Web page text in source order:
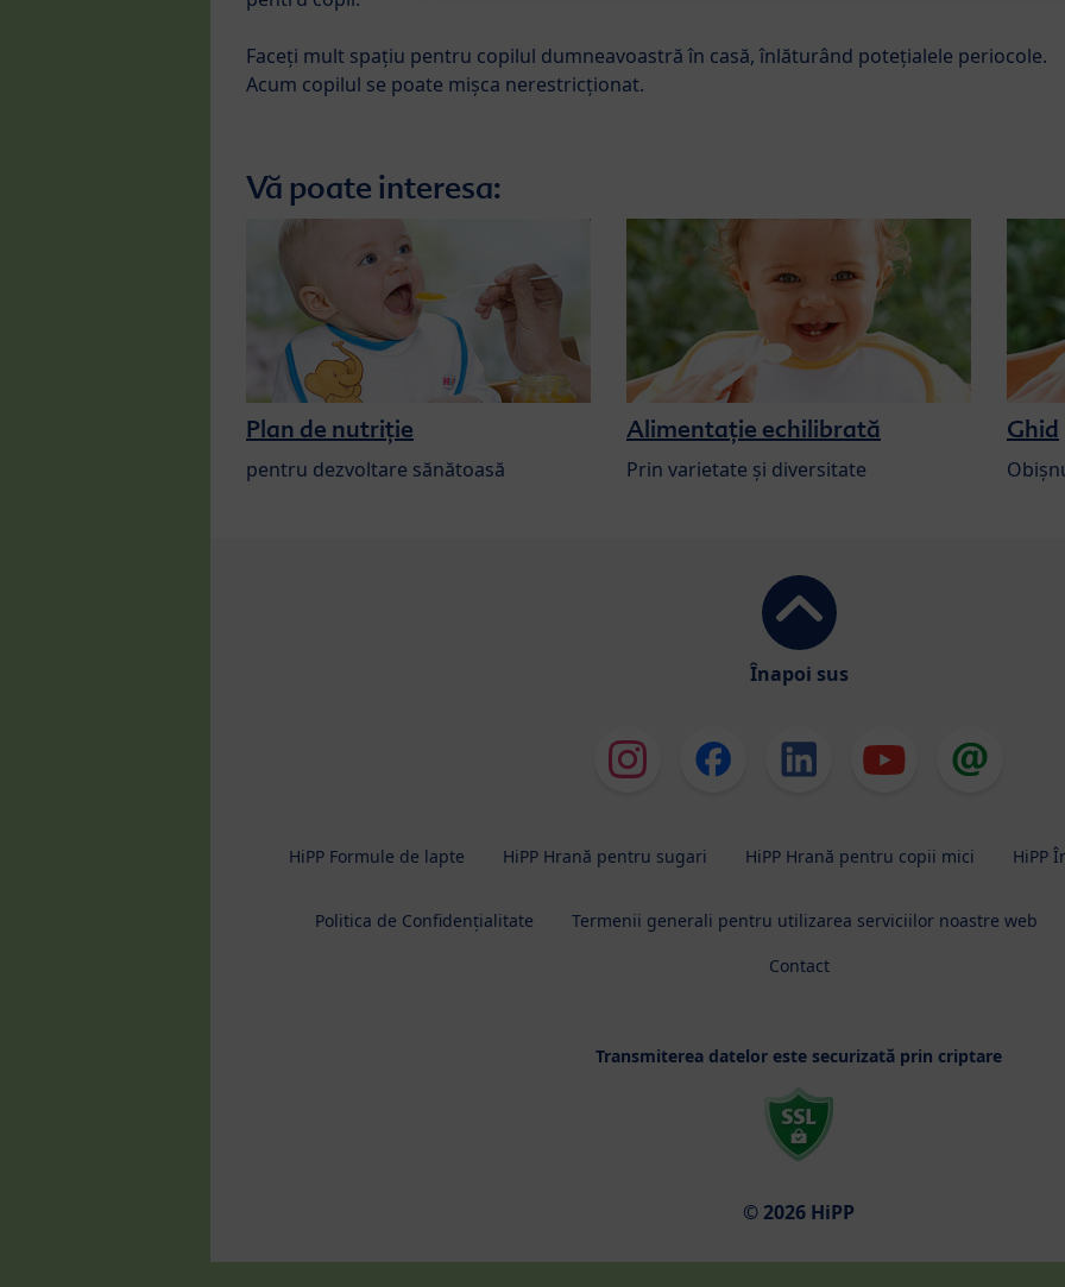
Faceți mult spațiu pentru copilul dumneavoastră în casă, înlăturând potețialele periocole.
Acum copilul se poate mișca nerestricționat.
Vă poate interesa:
Plan de nutriție
pentru dezvoltare sănătoasă
Alimentație echilibrată
Prin varietate și diversitate
Ghid
Înapoi sus
HiPP Formule de lapte HiPP Hrană pentru sugari HiPP Hrană pentru copii mici HiPP
Politica de Confidenţialitate
Termenii generali pentru utilizarea serviciilor noastre web
Contact
Transmiterea datelor este securizată prin criptare
© 2026 HiPP